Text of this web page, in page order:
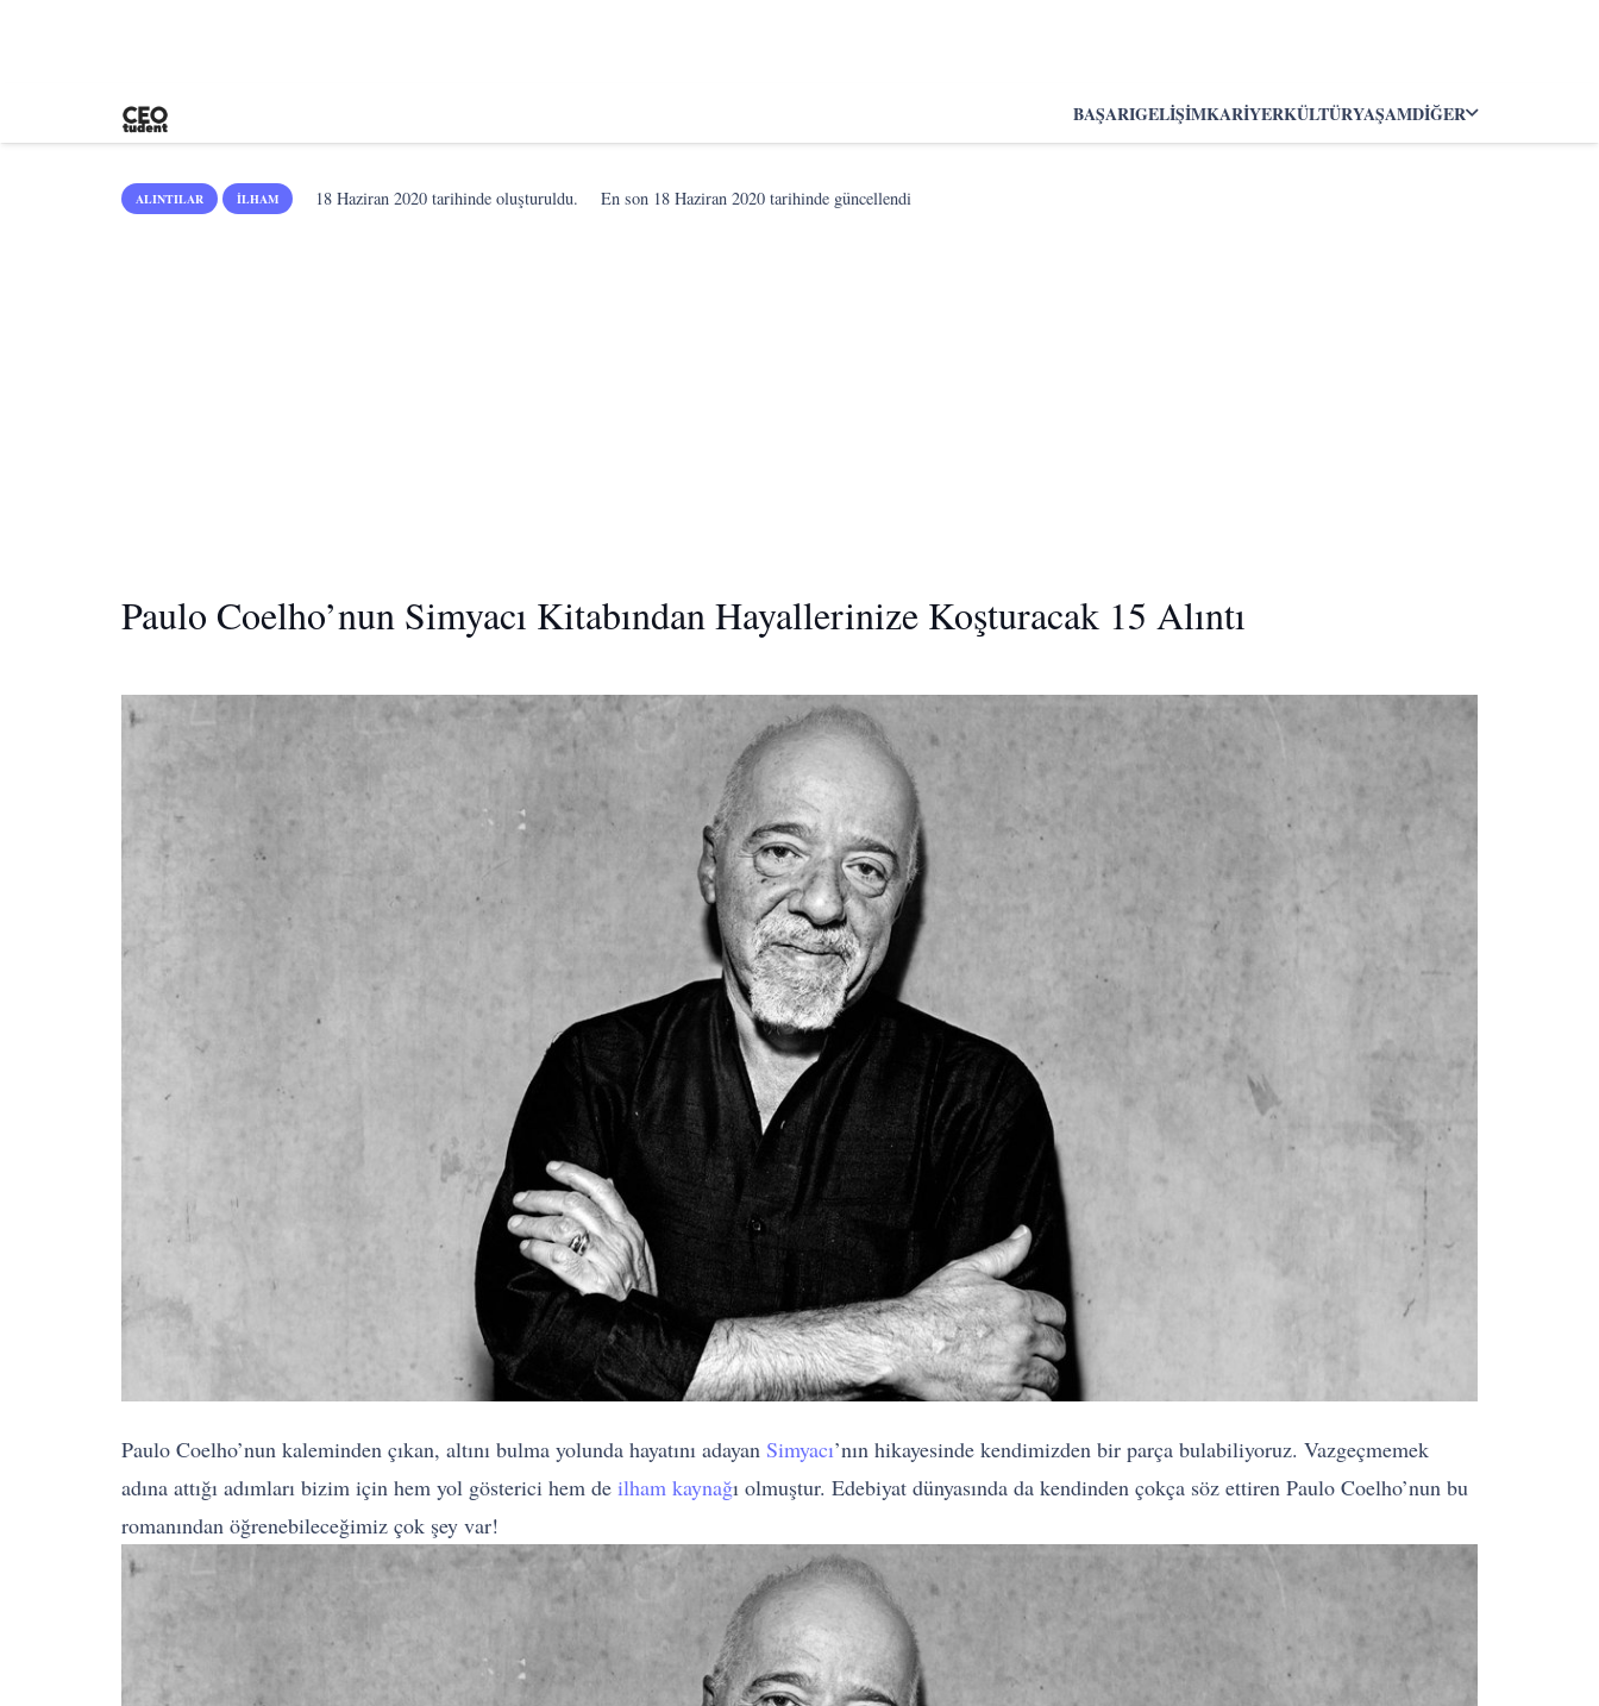
BAŞARIGELIŞIMKARIYERKÜLTÜRYAŞAMDIĞER
ALINTILAR İLHAM 18 Haziran 2020 tarihinde oluşturuldu. En son 18 Haziran 2020 tarihinde güncellendi
Paulo Coelho’nun Simyacı Kitabından Hayallerinize Koşturacak 15 Alıntı
Paulo Coelho’nun kaleminden çıkan, altını bulma yolunda hayatını adayan Simyacı’nın hikayesinde kendimizden bir parça bulabiliyoruz. Vazgeçmemek
adına attığı adımları bizim için hem yol gösterici hem de ilham kaynağı olmuştur. Edebiyat dünyasında da kendinden çokça söz ettiren Paulo Coelho’nun bu
romanından öğrenebileceğimiz çok şey var!